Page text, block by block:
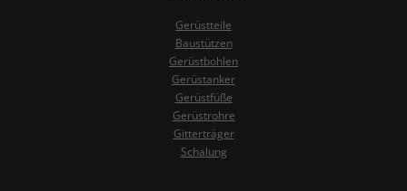
Gerüstteile
Baustützen
Gerüstbohlen
Gerüstanker
Gerüstfüße
Gerüstrohre
Gitterträger
Schalung